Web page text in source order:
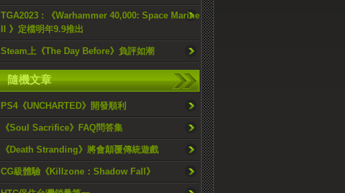
TGA2023 : 《Warhammer 40,000: Space Marine
II 》定檔明年9.9推出
Steam上《The Day Before》負評如潮
隨機文章
PS4《UNCHARTED》開發順利
《Soul Sacrifice》FAQ問答集
《Death Stranding》將會顛覆傳統遊戲
CG級體驗《Killzone：Shadow Fall》